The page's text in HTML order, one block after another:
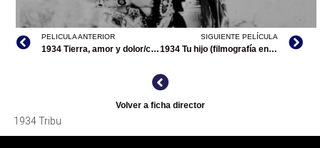
TRIBU, ARCHIVO CINETECA NACIONAL
PELICULA ANTERIOR
1934 Tierra, amor y dolor/codirección..
SIGUIENTE PELÍCULA
1934 Tu hijo (filmografía en México)
Volver a ficha director
1934 Tribu